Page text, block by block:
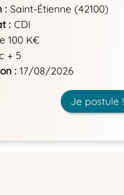
Saint-Étienne (42100)
CDI
100 K€
+ 5
17/08/2026
Je postule !